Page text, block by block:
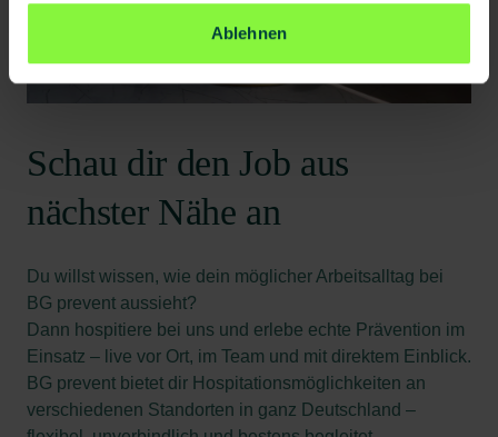
Ablehnen
Schau dir den Job aus
nächster Nähe an
Du willst wissen, wie dein möglicher Arbeitsalltag bei
BG prevent aussieht?
Dann hospitiere bei uns und erlebe echte Prävention im
Einsatz – live vor Ort, im Team und mit direktem Einblick.
BG prevent bietet dir Hospitationsmöglichkeiten an
verschiedenen Standorten in ganz Deutschland –